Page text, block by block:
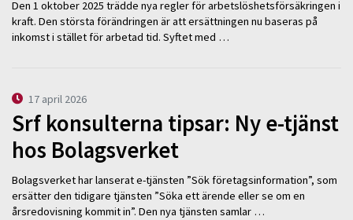
Den 1 oktober 2025 trädde nya regler för arbetslöshetsförsäkringen i
kraft. Den största förändringen är att ersättningen nu baseras på
inkomst i stället för arbetad tid. Syftet med …
17 april 2026
Srf konsulterna tipsar: Ny e-tjänst
hos Bolagsverket
Bolagsverket har lanserat e-tjänsten ”Sök företagsinformation”, som
ersätter den tidigare tjänsten ”Söka ett ärende eller se om en
årsredovisning kommit in”. Den nya tjänsten samlar …